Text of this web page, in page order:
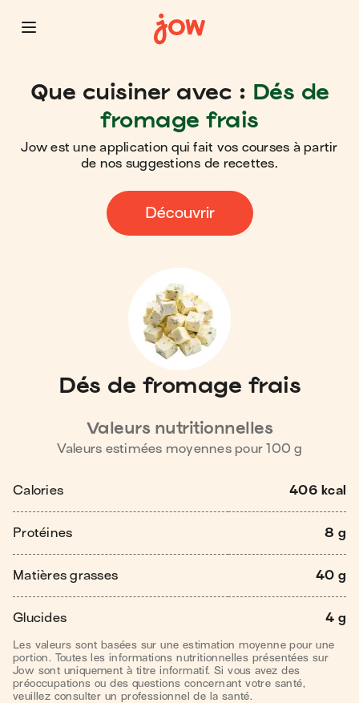
Que cuisiner avec : Dés de
fromage frais
Jow est une application qui fait vos courses à partir
de nos suggestions de recettes.
Découvrir
Dés de fromage frais
Valeurs nutritionnelles
Valeurs estimées moyennes pour 100 g
Calories 406 kcal
Protéines 8 g
Matières grasses 40 g
Glucides 4 g
Les valeurs sont basées sur une estimation moyenne pour une
portion. Toutes les informations nutritionnelles présentées sur
Jow sont uniquement à titre informatif. Si vous avez des
préoccupations ou des questions concernant votre santé,
veuillez consulter un professionnel de la santé.